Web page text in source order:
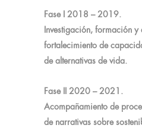
Fase I 2018 – 2019.
Investigación, formación
fortalecimiento de
de alternativas de vida.
Fase II 2020 – 2021.
Acompañamiento de
de narrativas sobre